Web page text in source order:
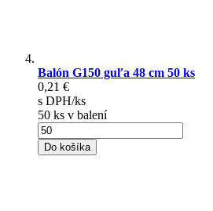
Balón G150 guľa 48 cm 50 ks
0,21 €
s DPH/ks
50 ks v balení
Do košíka